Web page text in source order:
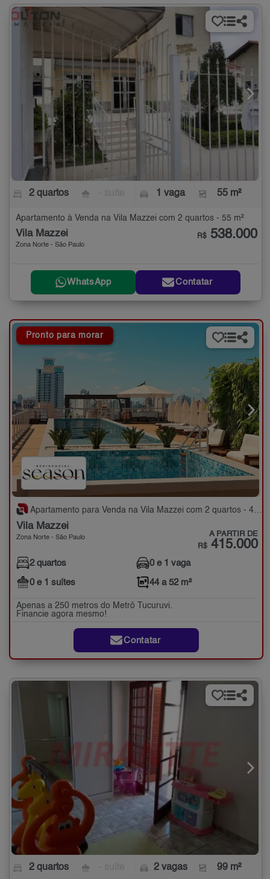
2 quartos 1 vaga 55 m²
Apartamento à Venda na Vila Mazzei com 2 quartos - 55 m²
Vila Mazzei
Zona Norte - São Paulo
R$ 538.000
WhatsApp Contatar
Pronto para morar
Apartamento para Venda na Vila Mazzei com 2 quartos - 44 a 52 m²
Vila Mazzei
Zona Norte - São Paulo A PARTIR DE
R$ 415.000
2 quartos
0 e 1 suítes
0 e 1 vaga
44 a 52 m²
Apenas a 250 metros do Metrô Tucuruvi.
Financie agora mesmo!
Contatar
2 quartos 2 vagas 99 m²